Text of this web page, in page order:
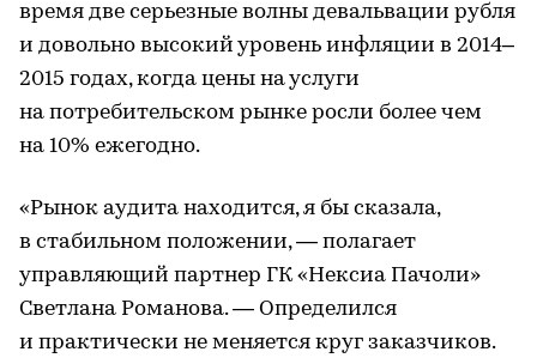
время две серьезные волны девальвации рубля
и довольно высокий уровень инфляции в 2014–
2015 годах, когда цены на услуги
на потребительском рынке росли более чем
на 10% ежегодно.
«Рынок аудита находится, я бы сказала,
в стабильном положении, — полагает
управляющий партнер ГК «Нексиа Пачоли»
Светлана Романова. — Определился
и практически не меняется круг заказчиков.